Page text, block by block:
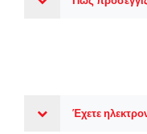
Έχετε